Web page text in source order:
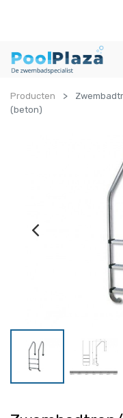
Producten
(beton)